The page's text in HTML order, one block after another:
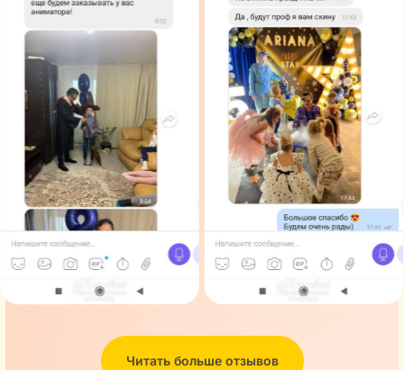
Читать больше отзывов